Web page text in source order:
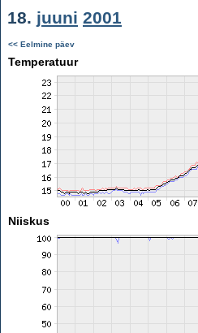
18. juuni 2001
<< Eelmine päev
Temperatuur
Niiskus